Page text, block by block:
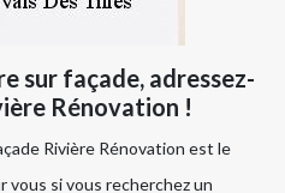
sur façade, adressez-
Rénovation !
Rivière Rénovation est le
vous si vous recherchez un